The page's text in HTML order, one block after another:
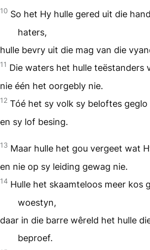
10 So het Hy hulle gered uit die
haters,
hulle bevry uit die mag van die
11 Die waters het hulle teëstanders
nie één het oorgebly nie.
12 Tóé het sy volk sy beloftes geglo
en sy lof besing.
13 Maar hulle het gou vergeet wat
en nie op sy leiding gewag nie.
14 Hulle het skaamteloos meer kos
woestyn,
daar in die barre wêreld het hulle
beproef.